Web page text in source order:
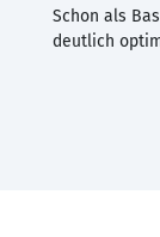
Schon als
deutlich